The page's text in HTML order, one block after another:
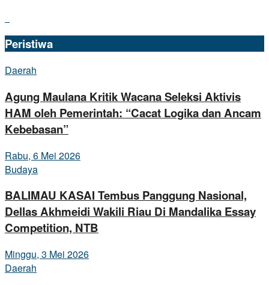
Peristiwa
Daerah
Agung Maulana Kritik Wacana Seleksi Aktivis
HAM oleh Pemerintah: “Cacat Logika dan Ancam
Kebebasan”
Rabu, 6 Mei 2026
Budaya
BALIMAU KASAI Tembus Panggung Nasional,
Dellas Akhmeidi Wakili Riau Di Mandalika Essay
Competition, NTB
Minggu, 3 Mei 2026
Daerah